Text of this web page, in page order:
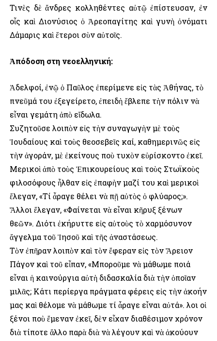
Τινὲς δὲ ἄνδρες κολληθέντες αὐτῷ ἐπίστευσαν, ἐν
οἷς καὶ Διονύσιος ὁ Ἀρεοπαγίτης καὶ γυνὴ ὀνόματι
Δάμαρις καὶ ἕτεροι σὺν αὐτοῖς.
Ἀπόδοση στη νεοελληνική:
Ἀδελφοί, ἐνῷ ὁ Παῦλος ἐπερίμενε εἰς τὰς Ἀθήνας, τὸ
πνεῦμά του ἐξεγείρετο, ἐπειδὴ ἔβλεπε τὴν πόλιν νὰ
εἶναι γεμάτη ἀπὸ εἴδωλα.
Συζητοῦσε λοιπὸν εἰς τὴν συναγωγὴν μὲ τοὺς
Ἰουδαίους καὶ τοὺς θεοσεβεῖς καί, καθημερινῶς εἰς
τὴν ἀγοράν, μὲ ἐκείνους ποὺ τυχὸν εὑρίσκοντο ἐκεῖ.
Μερικοὶ ἀπὸ τοὺς Ἐπικουρείους καὶ τοὺς Στωϊκοὺς
φιλοσόφους ἦλθαν εἰς ἐπαφὴν μαζί του καὶ μερικοὶ
ἔλεγαν, «Τί ἆραγε θέλει νὰ πῇ αὐτὸς ὁ φλύαρος;».
Ἄλλοι ἔλεγαν, «Φαίνεται νὰ εἶναι κῆρυξ ξένων
θεῶν». Διότι ἐκήρυττε εἰς αὐτοὺς τὸ χαρμόσυνον
ἄγγελμα τοῦ Ἰησοῦ καὶ τῆς ἀναστάσεως.
Τὸν ἐπῆραν λοιπὸν καὶ τὸν ἔφεραν εἰς τὸν Ἄρειον
Πάγον καὶ τοῦ εἶπαν, «Μποροῦμε νὰ μάθωμε ποιά
εἶναι ἡ καινούργια αὐτὴ διδασκαλία διὰ τὴν ὁποῖαν
μιλᾶς; Κάτι περίεργα πράγματα φέρεις εἰς τὴν ἀκοήν
μας καὶ θέλομε νὰ μάθωμε τί ἆραγε εἶναι αὐτά». Ὅλοι οἱ
ξένοι ποὺ ἔμεναν ἐκεῖ, δὲν εἶχαν διαθέσιμον χρόνον
διὰ τίποτε ἄλλο παρὰ διὰ νὰ λέγουν καὶ νὰ ἀκούουν